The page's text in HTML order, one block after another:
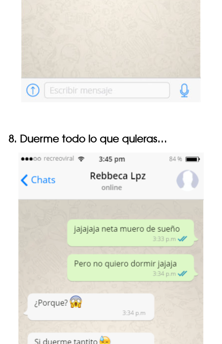
8. Duerme todo lo que quieras…